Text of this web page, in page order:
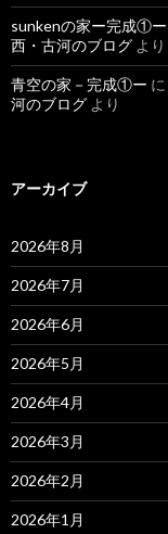
sunkenの家ー完成①ー
西・古河のブログ より
青空の家－完成①ー に
河のブログ より
アーカイブ
2026年8月
2026年7月
2026年6月
2026年5月
2026年4月
2026年3月
2026年2月
2026年1月